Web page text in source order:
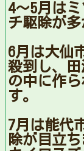
4〜5月は
チ駆除が多
6月は大仙
殺到し、
の中に作
す。
7月は能代
除が目立